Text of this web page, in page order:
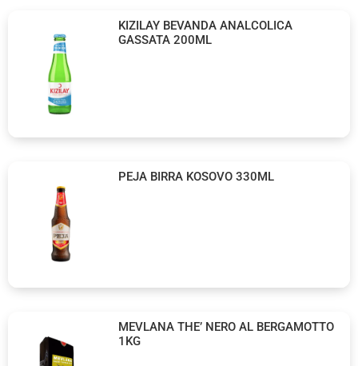
KIZILAY BEVANDA ANALCOLICA
GASSATA 200ML
PEJA BIRRA KOSOVO 330ML
MEVLANA THE’ NERO AL BERGAMOTTO
1KG